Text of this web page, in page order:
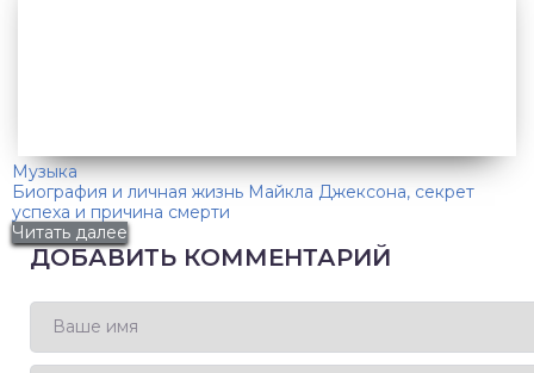
Музыка
Биография и личная жизнь Майкла Джексона, секрет
успеха и причина смерти
Читать далее
ДОБАВИТЬ КОММЕНТАРИЙ